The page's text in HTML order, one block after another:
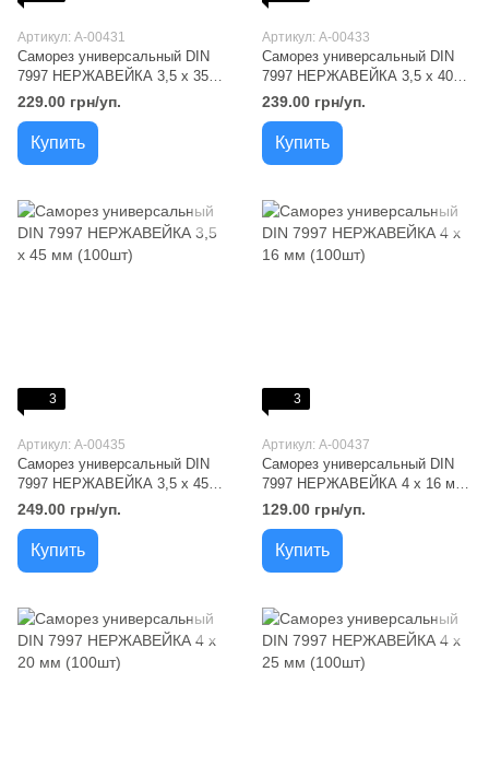
Артикул: A-00431
Саморез универсальный DIN
7997 НЕРЖАВЕЙКА 3,5 х 35
мм (100шт)
229.00 грн/уп.
Купить
Артикул: A-00433
Саморез универсальный DIN
7997 НЕРЖАВЕЙКА 3,5 х 40
мм (100шт)
239.00 грн/уп.
Купить
3
Артикул: A-00435
Саморез универсальный DIN
7997 НЕРЖАВЕЙКА 3,5 х 45
мм (100шт)
249.00 грн/уп.
Купить
3
Артикул: A-00437
Саморез универсальный DIN
7997 НЕРЖАВЕЙКА 4 х 16 мм
(100шт)
129.00 грн/уп.
Купить